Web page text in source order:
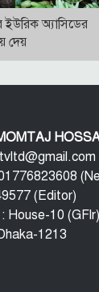
ইউরিক অ্যাসিডের
দেয়
(Editor)
House-10
1213